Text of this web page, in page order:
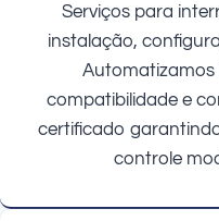
Serviços para
instalação,
Automatizamos
compatibilidade e
certificado
controle